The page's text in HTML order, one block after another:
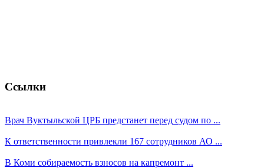
Ссылки
Врач Вуктыльской ЦРБ предстанет перед судом по ...
К ответственности привлекли 167 сотрудников АО ...
В Коми собираемость взносов на капремонт ...